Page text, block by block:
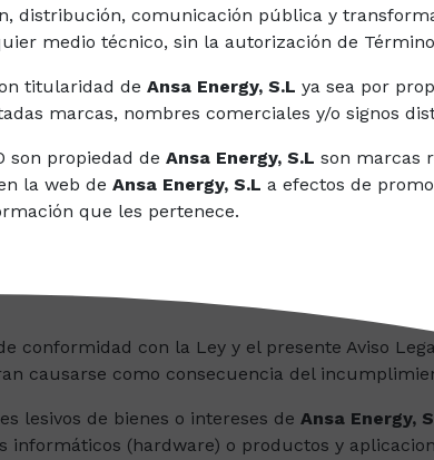
distribución, comunicación pública y
medio técnico, sin la autorización de
titularidad de Ansa Energy, S.L ya sea por
marcas, nombres comerciales y/o signos
son propiedad de Ansa Energy, S.L son marcas
la web de Ansa Energy, S.L a efectos de
que les pertenece.
conformidad con la Ley y el presente Aviso
causarse como consecuencia del
lesivos de bienes o intereses de Ansa Energy,
(hardware) o productos y